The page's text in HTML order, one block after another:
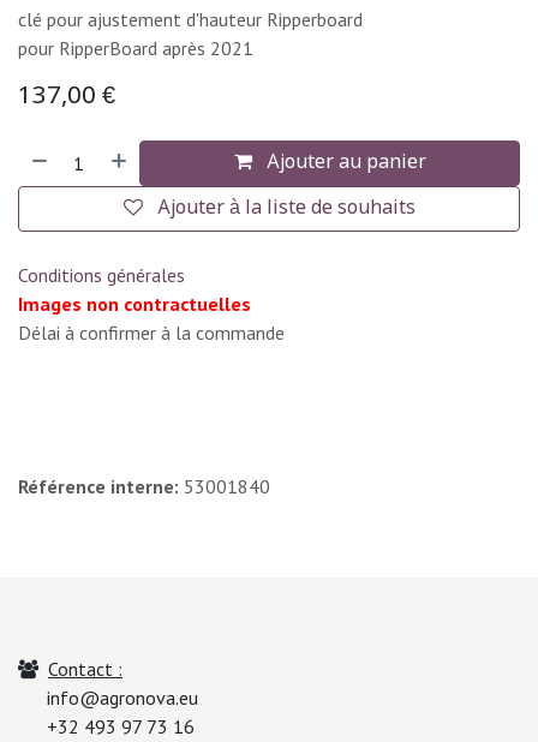
clé pour ajustement d'hauteur Ripperboard
pour RipperBoard après 2021
137,00 €
Ajouter au panier
Ajouter à la liste de souhaits
Conditions générales
Images non contractuelles
Délai à confirmer à la commande
Référence interne: 53001840
Contact :
info@agronova.eu
+32 493 97 73 16